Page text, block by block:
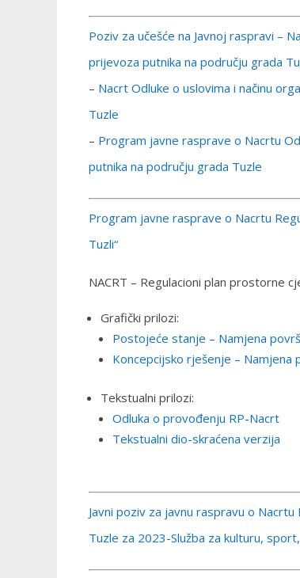
Poziv za učešće na Javnoj raspravi –
prijevoza putnika na području grada
– Nacrt Odluke o uslovima i načinu
Tuzle
– Program javne rasprave o Nacrtu
putnika na području grada Tuzle
Program javne rasprave o Nacrtu
Tuzli“
NACRT – Regulacioni plan prostorne
Grafički prilozi:
Postojeće stanje – Namjena
Koncepcijsko rješenje –
Tekstualni prilozi:
Odluka o provođenju RP-Nacrt
Tekstualni dio-skraćena verzija
Javni poziv za javnu raspravu o
Tuzle za 2023-Služba za kulturu,